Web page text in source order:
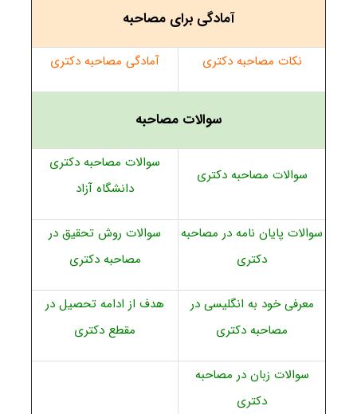
آمادگی برای مصاحبه
نکات مصاحبه دکتری آمادگی مصاحبه دکتری
سوالات مصاحبه
سوالات مصاحبه دکتری
سوالات مصاحبه دکتری
دانشگاه آزاد
سوالات پایان نامه در مصاحبه
دکتری
سوالات روش تحقیق در
مصاحبه دکتری
معرفی خود به انگلیسی در
مصاحبه دکتری
هدف از ادامه تحصیل در
مقطع دکتری
سوالات زبان در مصاحبه
دکتری